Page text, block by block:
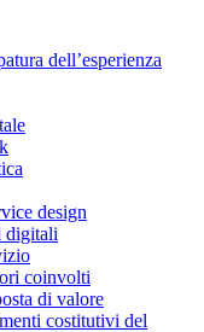
dell’esperienza
design
digitali
coinvolti
di valore
costitutivi del